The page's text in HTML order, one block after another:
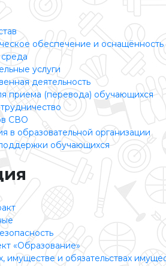
обеспечение и оснащённость
услуги
деятельность
приема (перевода) обучающихся
СВО
в образовательной организации
обучающихся
«Образование»
имуществе и обязательствах